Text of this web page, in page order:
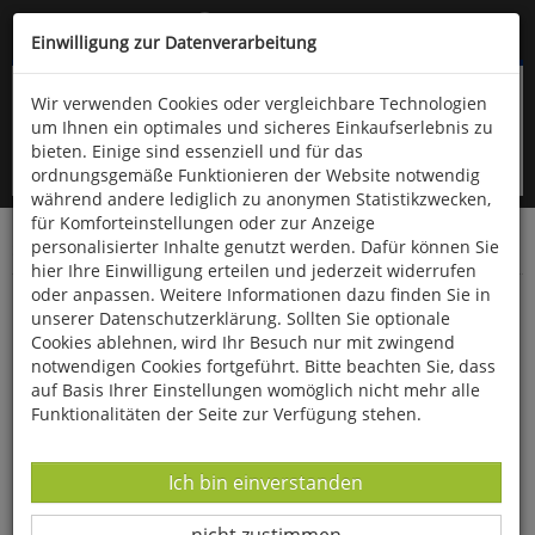
Kompletten Head der Seite überspringen
oder (06766) 9323-960
Startseite Bücher Gesundheit
Handbuch der psychoaktiven Pflanzen
Einwilligung zur Datenverarbeitung
Wir verwenden Cookies oder vergleichbare Technologien
um Ihnen ein optimales und sicheres Einkaufserlebnis zu
bieten. Einige sind essenziell und für das
ordnungsgemäße Funktionieren der Website notwendig
während andere lediglich zu anonymen Statistikzwecken,
für Komforteinstellungen oder zur Anzeige
personalisierter Inhalte genutzt werden. Dafür können Sie
hier Ihre Einwilligung erteilen und jederzeit widerrufen
oder anpassen. Weitere Informationen dazu finden Sie in
unserer Datenschutzerklärung. Sollten Sie optionale
Cookies ablehnen, wird Ihr Besuch nur mit zwingend
notwendigen Cookies fortgeführt. Bitte beachten Sie, dass
auf Basis Ihrer Einstellungen womöglich nicht mehr alle
Funktionalitäten der Seite zur Verfügung stehen.
Datenverarbeitung -
Ich bin einverstanden